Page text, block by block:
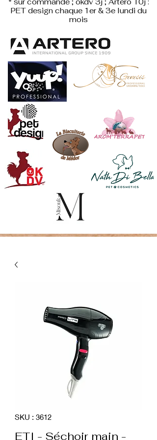
PET designchaque 1er & 3e lundi du
mois
SKU : 3612
ETI - Séchoir main -